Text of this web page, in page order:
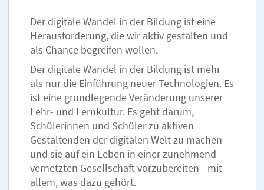
Der digitale Wandel in der Bildung ist eine
Herausforderung, die wir aktiv gestalten und
als Chance begreifen wollen.
Der digitale Wandel in der Bildung ist mehr
als nur die Einführung neuer Technologien. Es
ist eine grundlegende Veränderung unserer
Lehr- und Lernkultur. Es geht darum,
Schülerinnen und Schüler zu aktiven
Gestaltenden der digitalen Welt zu machen
und sie auf ein Leben in einer zunehmend
vernetzten Gesellschaft vorzubereiten - mit
allem, was dazu gehört.